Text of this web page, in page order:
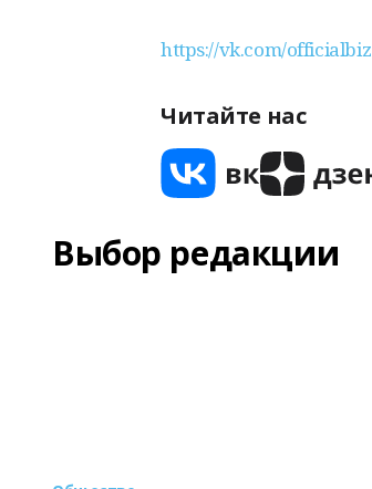
https://vk.com/officialbiz
Читайте нас
Выбор редакции